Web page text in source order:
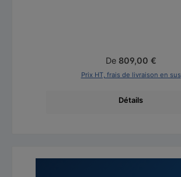
Prix régulier :
De 809,00 €
Prix HT, frais de livraison en sus
Détails